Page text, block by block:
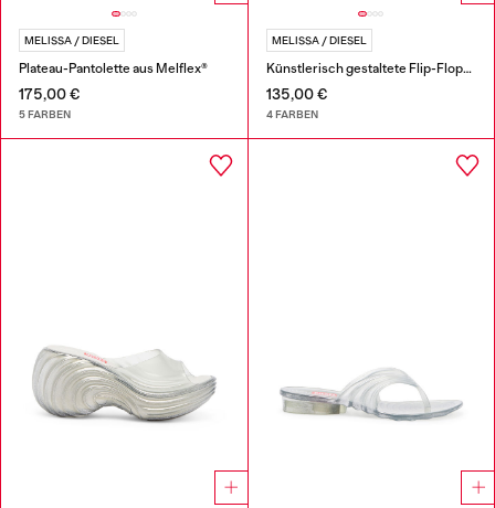
MELISSA / DIESEL
Plateau-Pantolette aus Melflex®
175,00 €
5 FARBEN
MELISSA / DIESEL
Künstlerisch gestaltete Flip-Flops aus Melflex®
135,00 €
4 FARBEN